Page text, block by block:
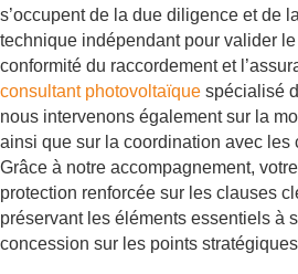
s’occupent de la due diligence et de
technique indépendant pour valider
conformité du raccordement et
consultant photovoltaïque spécialisé
nous intervenons également sur la
ainsi que sur la coordination avec les
Grâce à notre accompagnement,
protection renforcée sur les clauses
préservant les éléments essentiels à
concession sur les points